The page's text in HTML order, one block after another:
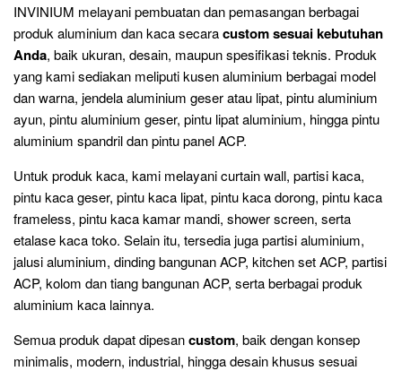
INVINIUM melayani pembuatan dan pemasangan berbagai
produk aluminium dan kaca secaracustom sesuai kebutuhan
Anda, baik ukuran, desain, maupun spesifikasi teknis. Produk
yang kami sediakan meliputi kusen aluminium berbagai model
dan warna, jendela aluminium geser atau lipat, pintu aluminium
ayun, pintu aluminium geser, pintu lipat aluminium, hingga pintu
aluminium spandril dan pintu panel ACP.
Untuk produk kaca, kami melayani curtain wall, partisi kaca,
pintu kaca geser, pintu kaca lipat, pintu kaca dorong, pintu kaca
frameless, pintu kaca kamar mandi, shower screen, serta
etalase kaca toko. Selain itu, tersedia juga partisi aluminium,
jalusi aluminium, dinding bangunan ACP, kitchen set ACP, partisi
ACP, kolom dan tiang bangunan ACP, serta berbagai produk
aluminium kaca lainnya.
Semua produk dapat dipesancustom, baik dengan konsep
minimalis, modern, industrial, hingga desain khusus sesuai